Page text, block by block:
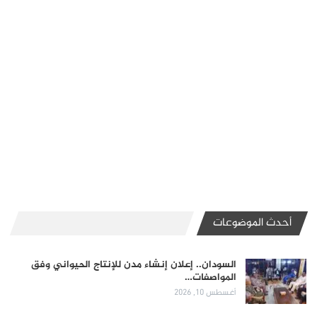
أحدث الموضوعات
السودان.. إعلان إنشاء مدن للإنتاج الحيواني وفق
المواصفات…
أغسطس 10, 2026